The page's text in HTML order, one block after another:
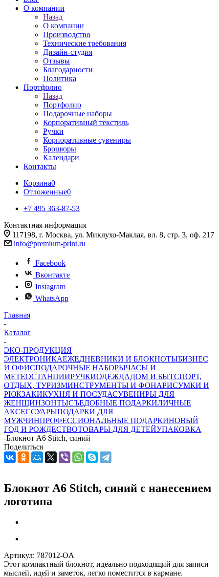
О компании
Назад
О компании
Производство
Технические требования
Дизайн-студия
Отзывы
Благодарности
Политика
Портфолио
Назад
Портфолио
Подарочные наборы
Корпоративный текстиль
Ручки
Корпоративные сувениры
Брошюры
Календари
Контакты
Корзина0
Отложенные0
+7 495 363-87-53
Контактная информация
117198, г. Москва, ул. Миклухо-Маклая, вл. 8, стр. 3, оф. 217
info@premium-print.ru
Facebook
Вконтакте
Instagram
WhatsApp
Главная
-
Каталог
-
ЭКО-ПРОДУКЦИЯ
ЭЛЕКТРОНИКАЕЖЕДНЕВНИКИ И БЛОКНОТЫБИЗНЕС
И ОФИСПОДАРОЧНЫЕ НАБОРЫЧАСЫ И
МЕТЕОСТАНЦИИРУЧКИОДЕЖДАДОМ И БЫТСПОРТ,
ОТДЫХ, ТУРИЗМИНСТРУМЕНТЫ И ФОНАРИСУМКИ И
РЮКЗАКИКУХНЯ И ПОСУДАСУВЕНИРЫ ДЛЯ
ЖЕНЩИНЗОНТЫСЪЕДОБНЫЕ ПОДАРКИЛИЧНЫЕ
АКСЕССУАРЫПОДАРКИ ДЛЯ
МУЖЧИНПРОФЕССИОНАЛЬНЫЕ ПОДАРКИНОВЫЙ
ГОД И РОЖДЕСТВОТОВАРЫ ДЛЯ ДЕТЕЙУПАКОВКА
-Блокнот A6 Stitch, синий
Поделиться
Блокнот A6 Stitch, синий с нанесением
логотипа
Артикул: 787012-OA
Этот компактный блокнот, идеально подходящий для записи
мыслей, идей и заметок, легко поместится в кармане.